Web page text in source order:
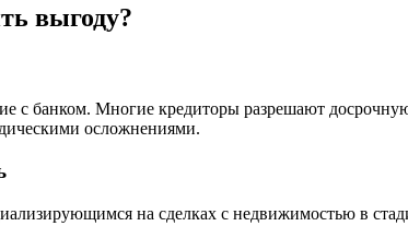
выгоду?
с банком. Многие кредиторы разрешают
осложнениями.
на сделках с недвижимостью в